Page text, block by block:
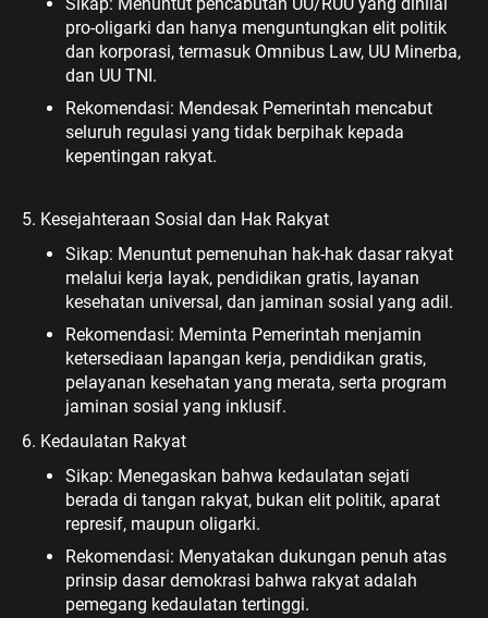
pro-oligarki dan hanya menguntungkan elit politik
dan korporasi, termasuk Omnibus Law, UU Minerba,
dan UU TNI.
Rekomendasi: Mendesak Pemerintah mencabut
seluruh regulasi yang tidak berpihak kepada
kepentingan rakyat.
5. Kesejahteraan Sosial dan Hak Rakyat
Sikap: Menuntut pemenuhan hak-hak dasar rakyat
melalui kerja layak, pendidikan gratis, layanan
kesehatan universal, dan jaminan sosial yang adil.
Rekomendasi: Meminta Pemerintah menjamin
ketersediaan lapangan kerja, pendidikan gratis,
pelayanan kesehatan yang merata, serta program
jaminan sosial yang inklusif.
6. Kedaulatan Rakyat
Sikap: Menegaskan bahwa kedaulatan sejati
berada di tangan rakyat, bukan elit politik, aparat
represif, maupun oligarki.
Rekomendasi: Menyatakan dukungan penuh atas
prinsip dasar demokrasi bahwa rakyat adalah
pemegang kedaulatan tertinggi.